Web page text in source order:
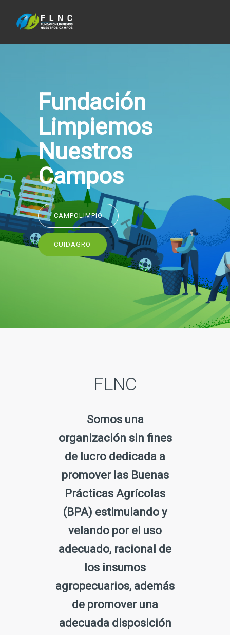
Fundación
Limpiemos
Nuestros
Campos
CAMPOLIMPIO
CUIDAGRO
FLNC
Somos una
organización sin fines
de lucro dedicada a
promover las Buenas
Prácticas Agrícolas
(BPA) estimulando y
velando por el uso
adecuado, racional de
los insumos
agropecuarios, además
de promover una
adecuada disposición